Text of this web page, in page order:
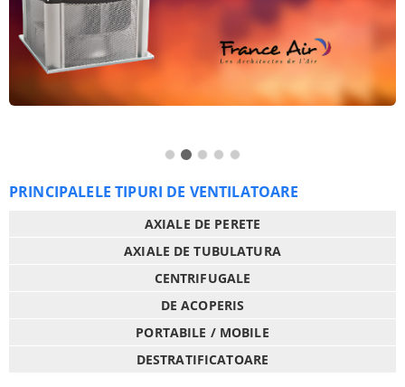
1 2 3 4 5
PRINCIPALELE TIPURI DE VENTILATOARE
AXIALE DE PERETE
AXIALE DE TUBULATURA
CENTRIFUGALE
DE ACOPERIS
PORTABILE / MOBILE
DESTRATIFICATOARE